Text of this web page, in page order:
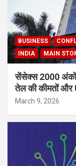
BUSINESS
INDIA
MAIN
सेंसेक्स 2000 अंकों
तेल की कीमतों और
March 9, 2026